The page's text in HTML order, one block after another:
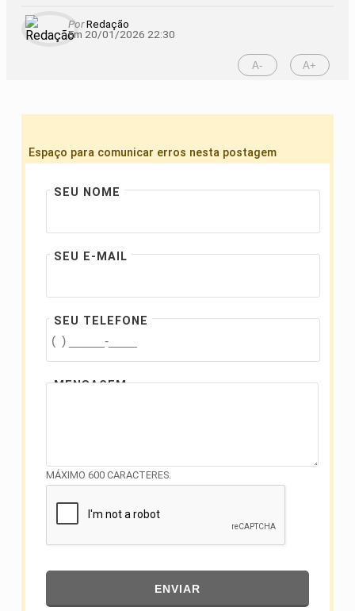
PorRedação
Em 20/01/2026 22:30
A- A+
Espaço para comunicar erros nesta postagem
SEU NOME
SEU E-MAIL
SEU TELEFONE
MENSAGEM
MÁXIMO 600 CARACTERES.
ENVIAR